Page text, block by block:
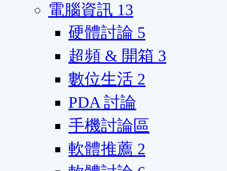
電腦資訊 13
硬體討論 5
超頻 & 開箱 3
數位生活 2
PDA 討論
手機討論區
軟體推薦 2